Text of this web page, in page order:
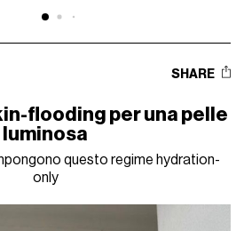
SHARE
flooding per una pelle
luminosa
questo regime hydration-
only